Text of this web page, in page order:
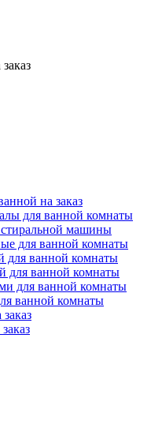
на заказ
для ванной комнаты
машины
для ванной комнаты
для ванной комнаты
для ванной комнаты
для ванной комнаты
ванной комнаты